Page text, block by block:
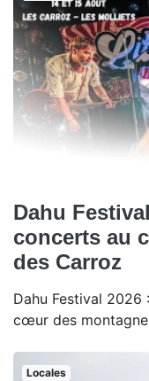
Dahu
concerts au
des Carroz
Dahu Festival
cœur des
Locales